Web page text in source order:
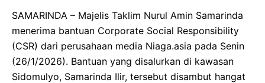
SAMARINDA – Majelis Taklim Nurul Amin Samarinda
menerima bantuan Corporate Social Responsibility
(CSR) dari perusahaan media Niaga.asia pada Senin
(26/1/2026). Bantuan yang disalurkan di kawasan
Sidomulyo, Samarinda Ilir, tersebut disambut hangat